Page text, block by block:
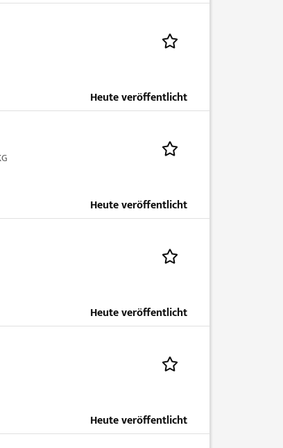
Heute veröffentlicht
Heute veröffentlicht
Heute veröffentlicht
Heute veröffentlicht